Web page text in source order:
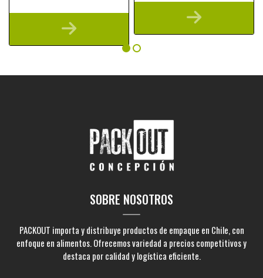
SOBRE NOSOTROS
PACKOUT importa y distribuye productos de empaque en Chile, con
enfoque en alimentos. Ofrecemos variedad a precios competitivos y
destaca por calidad y logística eficiente.